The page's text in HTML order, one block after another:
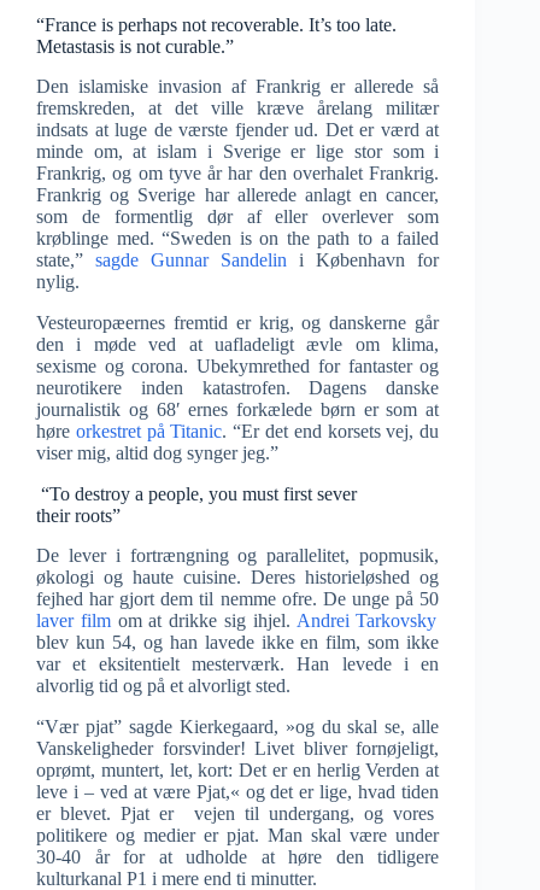
“France is perhaps not recoverable. It’s too late.
Metastasis is not curable.”
Den islamiske invasion af Frankrig er allerede så
fremskreden, at det ville kræve årelang militær
indsats at luge de værste fjender ud. Det er værd at
minde om, at islam i Sverige er lige stor som i
Frankrig, og om tyve år har den overhalet Frankrig.
Frankrig og Sverige har allerede anlagt en cancer,
som de formentlig dør af eller overlever som
krøblinge med. “Sweden is on the path to a failed
state,”sagde Gunnar Sandelin i København for
nylig.
Vesteuropæernes fremtid er krig, og danskerne går
den i møde ved at uafladeligt ævle om klima,
sexisme og corona. Ubekymrethed for fantaster og
neurotikere inden katastrofen. Dagens danske
journalistik og 68′ ernes forkælede børn er som at
høre orkestret på Titanic. “Er det end korsets vej, du
viser mig, altid dog synger jeg.”
“To destroy a people, you must first sever
their roots”
De lever i fortrængning og parallelitet, popmusik,
økologi og haute cuisine. Deres historieløshed og
fejhed har gjort dem til nemme ofre. De unge på 50
laver filmom at drikke sig ihjel. Andrei Tarkovsky
blev kun 54, og han lavede ikke en film, som ikke
var et eksitentielt mesterværk. Han levede i en
alvorlig tid og på et alvorligt sted.
“Vær pjat” sagde Kierkegaard, »og du skal se, alle
Vanskeligheder forsvinder! Livet bliver fornøjeligt,
oprømt, muntert, let, kort: Det er en herlig Verden at
leve i – ved at være Pjat,« og det er lige, hvad tiden
er blevet. Pjat er vejen til undergang, og vores
politikere og medier er pjat. Man skal være under
30-40 år for at udholde at høre den tidligere
kulturkanal P1 i mere end ti minutter.